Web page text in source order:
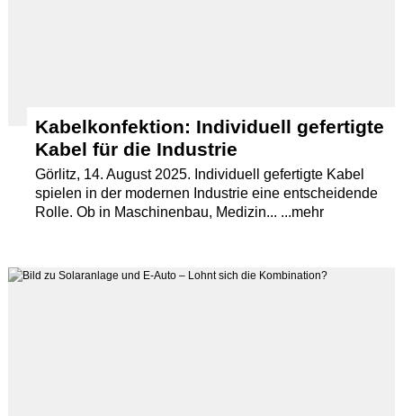
Kabelkonfektion: Individuell gefertigte
Kabel für die Industrie
Görlitz, 14. August 2025. Individuell gefertigte Kabel
spielen in der modernen Industrie eine entscheidende
Rolle. Ob in Maschinenbau, Medizin... ...mehr